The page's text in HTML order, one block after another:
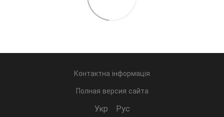
Контактна інформація
Полная версия сайта
Укр Рус